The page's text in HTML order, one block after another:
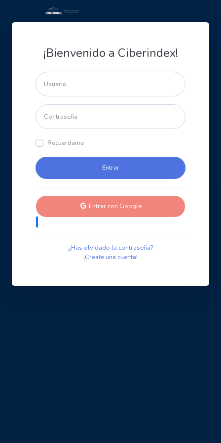
¡Bienvenido a Ciberindex!
Recuerdame
Entrar con Google
¿Has olvidado la contraseña?
¡Create una cuenta!